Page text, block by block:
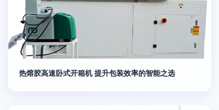
热熔胶高速卧式开箱机 提升包装效率的智能之选